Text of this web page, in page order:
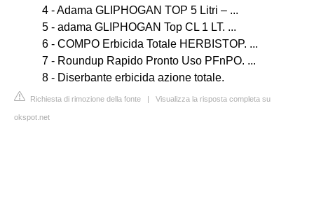
4 - Adama GLIPHOGAN TOP 5 Litri – ...
5 - adama GLIPHOGAN Top CL 1 LT. ...
6 - COMPO Erbicida Totale HERBISTOP. ...
7 - Roundup Rapido Pronto Uso PFnPO. ...
8 - Diserbante erbicida azione totale.
Richiesta di rimozione della fonte | Visualizza la risposta completa su
okspot.net